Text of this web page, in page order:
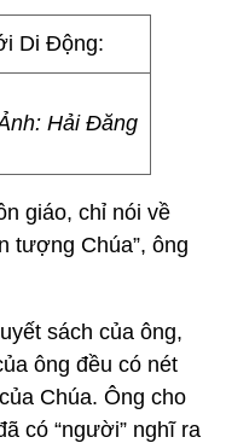
Hải Đăng
giáo, chỉ nói về
tượng Chúa”, ông
sách của ông,
ông đều có nét
Chúa. Ông cho
có “người” nghĩ ra